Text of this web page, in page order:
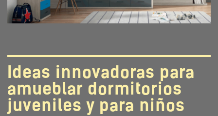
Ideas innovadoras para
amueblar dormitorios
juveniles y para niños